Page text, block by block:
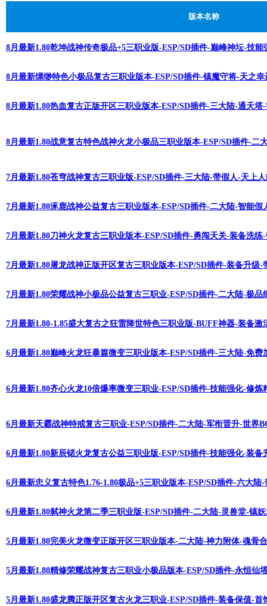
版本名称
8月最新1.80乾坤战神传奇极品+5三职业版-ESP/SD插件-巅峰神坛-技
8月最新缥缈特色小极品复古三职业版本-ESP/SD插件-镇魔守将-天之
8月最新1.80热血复古正版开区三职业版本-ESP/SD插件-三大陆-通天
8月最新1.80战意复古特色战神火龙小极品三职业版本-ESP/SD插件-二
7月最新1.80苍穹战神复古三职业版-ESP/SD插件-三大陆-带假人-天上
7月最新1.80涿鹿战神公益复古三职业版本-ESP/SD插件-二大陆-智能
7月最新1.80刀神火龙复古三职业版本-ESP/SD插件-勇闯天关-装备洗
7月最新1.80屠龙战神正版开区复古三职业版本-ESP/SD插件-装备升级
7月最新1.80荣耀战神小极品公益复古三职业-ESP/SD插件-二大陆-极
7月最新1.80-1.85盛大复古之狂雷降世特色三职业版-BUFF神器-装备
6月最新1.80巅峰火龙狂暴篇微变三职业版本-ESP/SD插件-三大陆-免
6月最新1.80齐心火龙10倍爆率微变三职业-ESP/SD插件-技能强化-修
6月最新天霸战神特戒复古三职业-ESP/SD插件-二大陆-军衔晋升-世界
6月最新1.80新辰锘火龙复古公益三职业版-ESP/SD插件-技能强化-装
6月最新忠义复古特色1.76-1.80极品+5三职业版本-ESP/SD插件-六大
6月最新1.80弑神火龙第二季三职业版-ESP/SD插件-二大陆-灵兽堂-镇
5月最新1.80完美火龙微变正版开区三职业版本-二大陆-神力附体-魂骨
5月最新1.80精修荣耀战神复古三职业小极品版本-ESP/SD插件-永恒仙
5月最新1.80盛龙腾正版开区复古火龙三职业-ESP/SD插件-装备保值-